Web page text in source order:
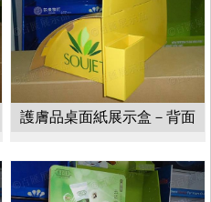
護膚品桌面紙展示盒－背面